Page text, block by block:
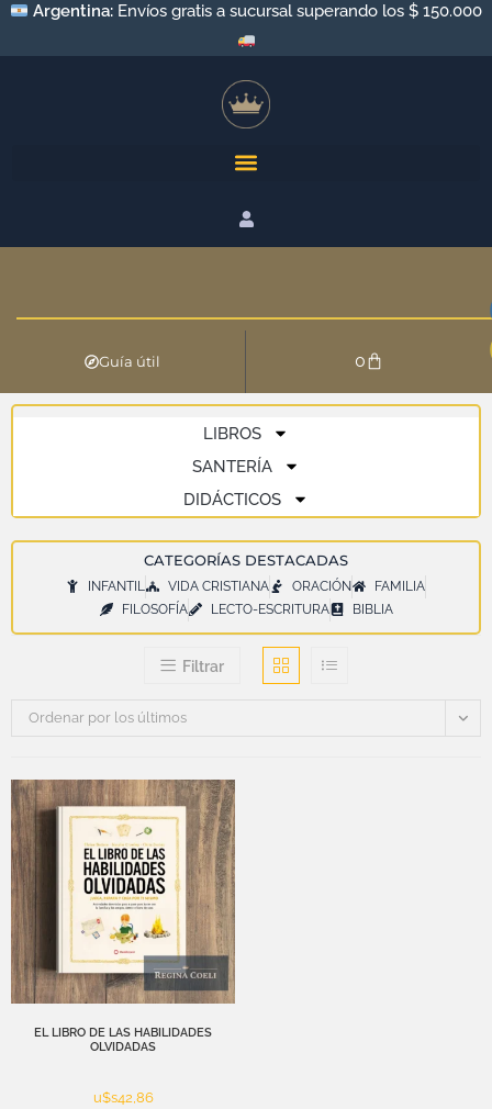
Argentina: Envíos gratis a sucursal superando los $ 150.000
Guía útil 0
LIBROS
SANTERÍA
DIDÁCTICOS
CATEGORÍAS DESTACADAS
INFANTIL VIDA CRISTIANA ORACIÓN
FAMILIA
FILOSOFÍA
LECTO-ESCRITURA BIBLIA
Filtrar
Ordenar por los últimos
EL LIBRO DE LAS HABILIDADES
OLVIDADAS
u$s42,86